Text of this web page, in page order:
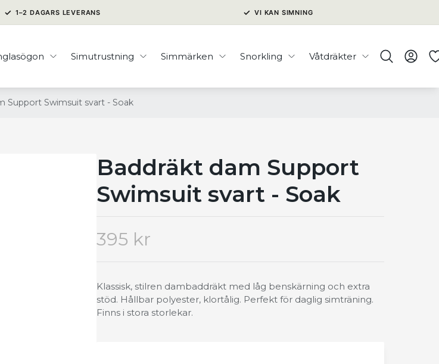
✓ 1–2 DAGARS LEVERANS ✓ VI KAN SIMNING
Simutrustning Simmärken Snorkling Våtdräkter
Support Swimsuit svart - Soak
Baddräkt dam Support
Swimsuit svart - Soak
395 kr
Klassisk, stilren dambaddräkt med låg benskärning och extra
stöd. Hållbar polyester, klortålig. Perfekt för daglig simträning.
Finns i stora storlekar.